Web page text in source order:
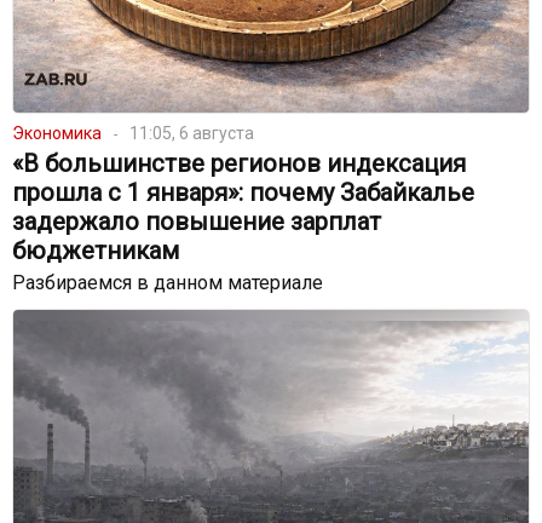
Экономика 11:05, 6 августа
«В большинстве регионов индексация
прошла с 1 января»: почему Забайкалье
задержало повышение зарплат
бюджетникам
Разбираемся в данном материале